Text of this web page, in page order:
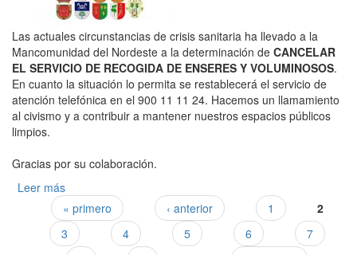
Las actuales circunstancias de crisis sanitaria ha llevado a la
Mancomunidad del Nordeste a la determinación de CANCELAR
EL SERVICIO DE RECOGIDA DE ENSERES Y VOLUMINOSOS.
En cuanto la situación lo permita se restablecerá el servicio de
atención telefónica en el 900 11 11 24. Hacemos un llamamiento
al civismo y a contribuir a mantener nuestros espacios públicos
limpios.
Gracias por su colaboración.
Leer más
ENSERES Y VOLUMINOSOS
Páginas
« primero ‹ anterior 1
2
3
4 5 6
7